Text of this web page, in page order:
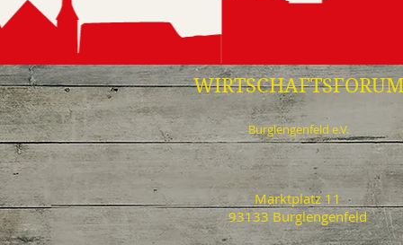
Burglengenfeld e.V.
Marktplatz 11
93133 Burglengenfeld